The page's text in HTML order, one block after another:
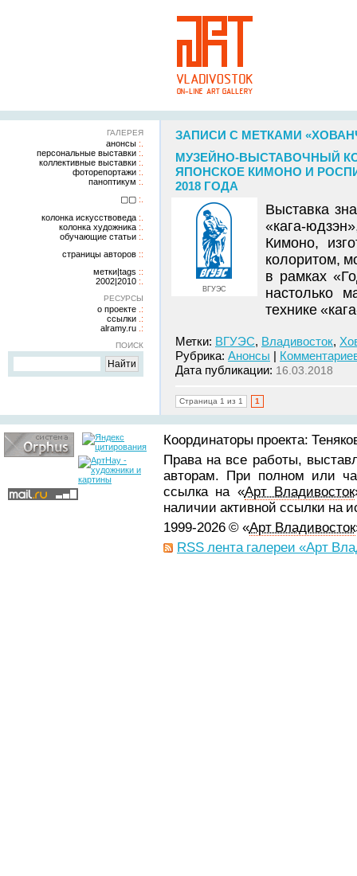
ГАЛЕРЕЯ
анонсы
персональные выставки
коллективные выставки
фоторепортажи
паноптикум
▢▢
колонка искусствоведа
колонка художника
обучающие статьи
страницы авторов
метки|tags
2002|2010
РЕСУРСЫ
о проекте
ссылки
alramy.ru
ПОИСК
ЗАПИСИ С МЕТКАМИ
МУЗЕЙНО-ВЫСТАВОЧНЫЙ
ЯПОНСКОЕ КИМОНО И
2018 ГОДА
ВГУЭС
Выставка
«кага-
Кимоно,
колоритом,
в рамках
настолько
технике
Метки: ВГУЭС, Владивосток,
Рубрика: Анонсы |
Дата публикации: 16.03.2018
Страница 1 из 1 1
Координаторы проекта:
Права на все работы,
авторам. При полном или
ссылка на «Арт Владивосток
наличии активной ссылки на
1999-2026 © «Арт Владивосток
RSS лента галереи «Арт